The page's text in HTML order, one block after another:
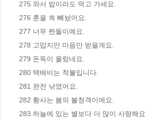
275 와서 밥이라도 먹고 가세요.
276 혼을 쏙 빼놨어요.
277 너무 짠돌이예요.
278 고맙지만 마음만 받을게요.
279 돈독이 올랐네요.
280 택배비는 착불입니다.
281 완전 낚였어요.
282 황사는 봄의 불청객이에요.
283 하늘에 있는 별보다 더 많이 사랑해요.